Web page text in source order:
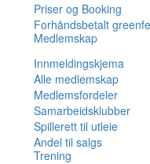
Priser og Booking
Forhåndsbetalt
Medlemskap
Innmeldingskjema
Alle medlemskap
Medlemsfordeler
Samarbeidsklubber
Spillerett til utleie
Andel til salgs
Trening